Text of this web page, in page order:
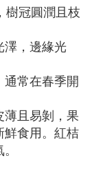
樹冠圓潤且枝
澤，邊緣光
常在春季開
薄且易剝，果
鮮食用。紅桔